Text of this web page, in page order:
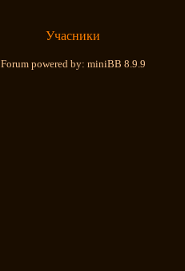
Учасники
Forum powered by: miniBB 8.9.9